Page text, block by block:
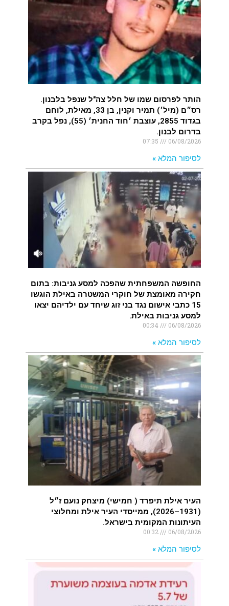
הותר לפרסום שמו של חלל צה"ל שנפל בלבנון.
רס״ם (מיל׳) תמיר וקנין, בן 33, מאילת, לוחם
בגדוד 2855, עוצבת ׳חוד החנית׳ (55), נפל בקרב
בדרום לבנון.
06/08/2026
לסיפור המלא »
החופשה המשפחתית שהפכה למסע גניבות: בתום
חקירה מאומצת של חוקרי המשטרה באילת הוגשו
15 כתבי אישום נגד בני זוג שיחד עם ילדיהם יצאו
למסע גניבות באילת.
06/08/2026
לסיפור המלא »
העיר אילת תיפרד ( חמישי) מיצחק נועם ז״ל
(1931–2026), ממייסדי העיר אילת ומחלוצי
העיתונות המקומית בישראל.
06/08/2026
לסיפור המלא »